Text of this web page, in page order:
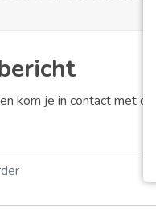
kom je in contact met de